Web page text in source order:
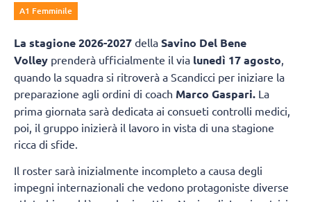
A1 Femminile
La stagione 2026-2027 della Savino Del Bene
Volley prenderà ufficialmente il via lunedì 17 agosto
quando la squadra si ritroverà a Scandicci per iniziare la
preparazione agli ordini di coach Marco Gaspari. La
prima giornata sarà dedicata ai consueti controlli medici,
poi, il gruppo inizierà il lavoro in vista di una stagione
ricca di sfide.
Il roster sarà inizialmente incompleto a causa degli
impegni internazionali che vedono protagoniste diverse